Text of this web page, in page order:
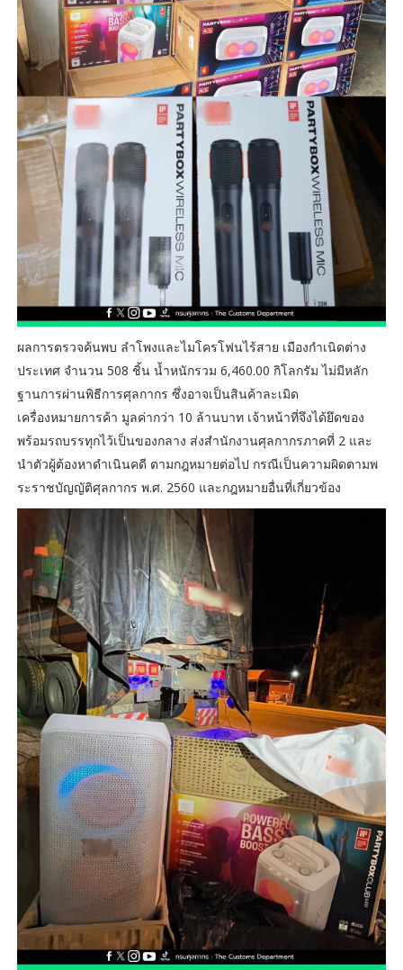
ผลการตรวจค้นพบ ลำโพงและไมโครโฟนไร้สาย เมืองกำเนิดต่าง
ประเทศ จำนวน 508 ชิ้น น้ำหนักรวม 6,460.00 กิโลกรัม ไม่มีหลัก
ฐานการผ่านพิธีการศุลกากร ซึ่งอาจเป็นสินค้าละเมิด
เครื่องหมายการค้า มูลค่ากว่า 10 ล้านบาท เจ้าหน้าที่จึงได้ยึดของ
พร้อมรถบรรทุกไว้เป็นของกลาง ส่งสำนักงานศุลกากรภาคที่ 2 และ
นำตัวผู้ต้องหาดำเนินคดี ตามกฎหมายต่อไป กรณีเป็นความผิดตามพ
ระราชบัญญัติศุลกากร พ.ศ. 2560 และกฎหมายอื่นที่เกี่ยวข้อง